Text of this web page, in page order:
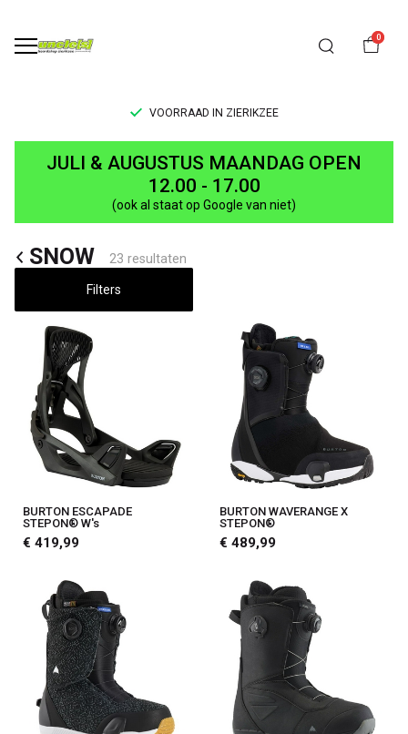
0
VOORRAAD IN ZIERIKZEE
Zoekresultaten
'®'
UNCLE[S]
Boardshop
JULI & AUGUSTUS MAANDAG OPEN
12.00 - 17.00
(ook al staat op Google van niet)
SNOW 23 resultaten
Filters
BURTON ESCAPADE
STEPON® W's
€ 419,99
BURTON WAVERANGE X
STEPON®
€ 489,99